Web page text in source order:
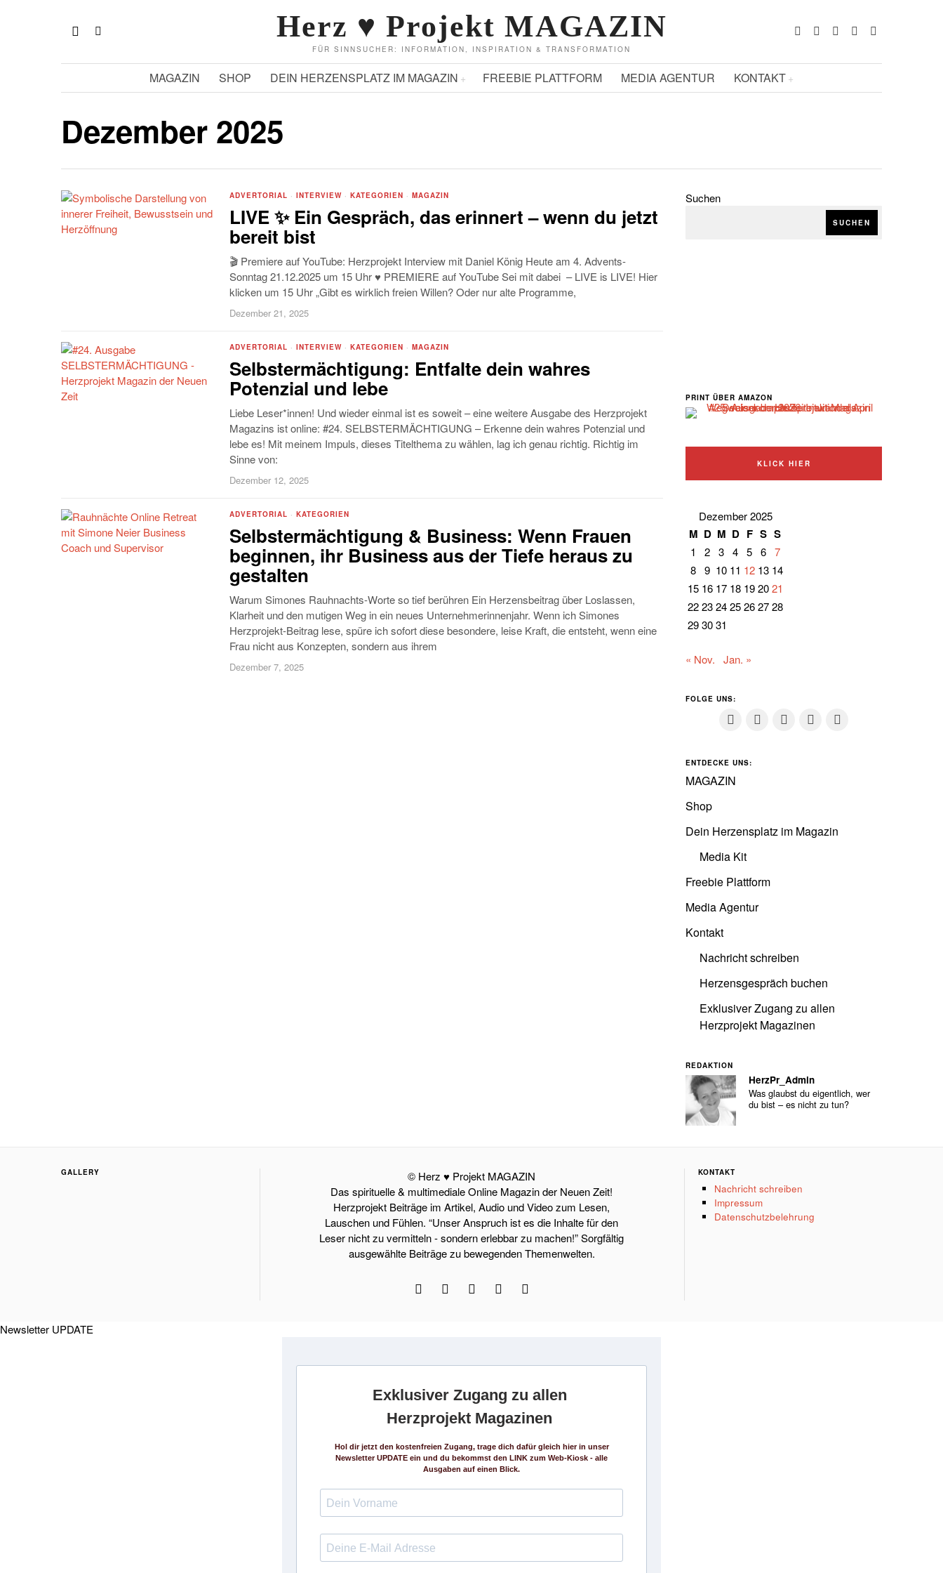
Herz ♥ Projekt MAGAZIN
FÜR SINNSUCHER: INFORMATION, INSPIRATION & TRANSFORMATION
MAGAZIN SHOP DEIN HERZENSPLATZ IM MAGAZIN FREEBIE PLATTFORM MEDIA AGENTUR KONTAKT
Dezember 2025
ADVERTORIAL · INTERVIEW · KATEGORIEN · MAGAZIN
LIVE ✨ Ein Gespräch, das erinnert – wenn du jetzt
bereit bist
🎬 Premiere auf YouTube: Herzprojekt Interview mit Daniel König Heute am 4. Advents-
Sonntag 21.12.2025 um 15 Uhr ♥ PREMIERE auf YouTube Sei mit dabei – LIVE is LIVE! Hier
klicken um 15 Uhr „Gibt es wirklich freien Willen? Oder nur alte Programme,
Dezember 21, 2025
ADVERTORIAL · INTERVIEW · KATEGORIEN · MAGAZIN
Selbstermächtigung: Entfalte dein wahres
Potenzial und lebe
Liebe Leser*innen! Und wieder einmal ist es soweit – eine weitere Ausgabe des Herzprojekt
Magazins ist online: #24. SELBSTERMÄCHTIGUNG – Erkenne dein wahres Potenzial und
lebe es! Mit meinem Impuls, dieses Titelthema zu wählen, lag ich genau richtig. Richtig im
Sinne von:
Dezember 12, 2025
ADVERTORIAL · KATEGORIEN
Selbstermächtigung & Business: Wenn Frauen
beginnen, ihr Business aus der Tiefe heraus zu
gestalten
Warum Simones Rauhnachts-Worte so tief berühren Ein Herzensbeitrag über Loslassen,
Klarheit und den mutigen Weg in ein neues Unternehmerinnenjahr. Wenn ich Simones
Herzprojekt-Beitrag lese, spüre ich sofort diese besondere, leise Kraft, die entsteht, wenn eine
Frau nicht aus Konzepten, sondern aus ihrem
Dezember 7, 2025
Suchen
SUCHEN
PRINT ÜBER AMAZON
KLICK HIER
Dezember 2025
M D M D F S S
1 2 3 4 5 6 7
8 9 10 11 12 13 14
15 16 17 18 192021
22232425262728
293031
« Nov. Jan. »
FOLGE UNS:
ENTDECKE UNS:
MAGAZIN
Shop
Dein Herzensplatz im Magazin
Media Kit
Freebie Plattform
Media Agentur
Kontakt
Nachricht schreiben
Herzensgespräch buchen
Exklusiver Zugang zu allen
Herzprojekt Magazinen
REDAKTION
HerzPr_Admin
Was glaubst du eigentlich, wer
du bist – es nicht zu tun?
GALLERY
© Herz ♥ Projekt MAGAZIN
Das spirituelle & multimediale Online Magazin der Neuen Zeit!
Herzprojekt Beiträge im Artikel, Audio und Video zum Lesen,
Lauschen und Fühlen. “Unser Anspruch ist es die Inhalte für den
Leser nicht zu vermitteln - sondern erlebbar zu machen!” Sorgfältig
ausgewählte Beiträge zu bewegenden Themenwelten.
KONTAKT
Nachricht schreiben
Impressum
Datenschutzbelehrung
Newsletter UPDATE